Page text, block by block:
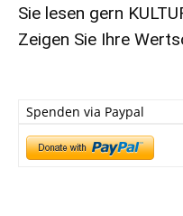
Sie lesen gern
Zeigen Sie Ihre
Spenden via Paypal